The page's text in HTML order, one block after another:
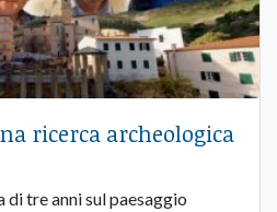
ricerca archeologica
di tre anni sul paesaggio